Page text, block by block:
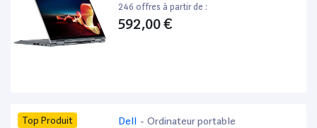
246 offres à partir de :
592,00 €
Top Produit Dell - Ordinateur portable